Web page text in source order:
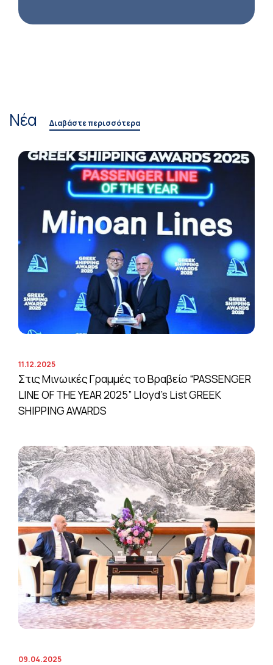
Νέα Διαβάστε περισσότερα
11.12.2025
Στις Μινωικές Γραμμές το Βραβείο “PASSENGER
LINE OF THE YEAR 2025” Lloyd’s List GREEK
SHIPPING AWARDS
09.04.2025